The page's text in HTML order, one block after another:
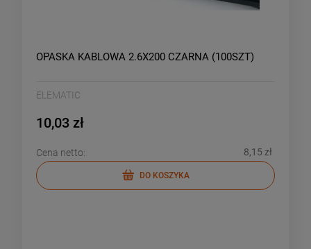
OPASKA KABLOWA 2.6X200 CZARNA (100SZT)
ELEMATIC
10,03 zł
Cena netto: 8,15 zł
DO KOSZYKA